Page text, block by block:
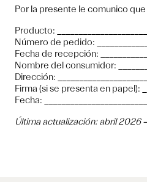
Por la presente le comunico
Producto:
Número de pedido:
Fecha de recepción:
Nombre del consumidor:
Dirección:
Firma (si se presenta en papel):
Fecha:
Última actualización: abril 2026